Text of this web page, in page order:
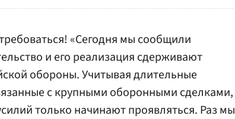
«Сегодня мы сообщили
и его реализация сдерживают
обороны. Учитывая длительные
с крупными оборонными сделками,
только начинают проявляться. Раз мы